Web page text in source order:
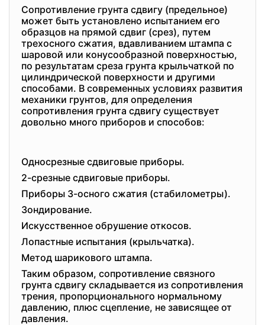
Сопротивление грунта сдвигу (предельное)
может быть установлено испытанием его
образцов на прямой сдвиг (срез), путем
трехосного сжатия, вдавливанием штампа с
шаровой или конусообразной поверхностью,
по результатам среза грунта крыльчаткой по
цилиндрической поверхности и другими
способами. В современных условиях развития
механики грунтов, для определения
сопротивления грунта сдвигу существует
довольно много приборов и способов:
Односрезные сдвиговые приборы.
2-срезные сдвиговые приборы.
Приборы 3-осного сжатия (стабилометры).
Зондирование.
Искусственное обрушение откосов.
Лопастные испытания (крыльчатка).
Метод шарикового штампа.
Таким образом, сопротивление связного
грунта сдвигу складывается из сопротивления
трения, пропорционального нормальному
давлению, плюс сцепление, не зависящее от
давления.